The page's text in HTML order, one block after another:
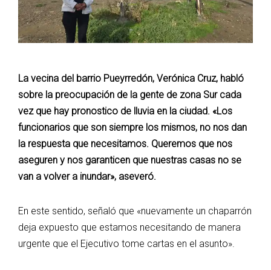
La vecina del barrio Pueyrredón, Verónica Cruz, habló
sobre la preocupación de la gente de zona Sur cada
vez que hay pronostico de lluvia en la ciudad. «Los
funcionarios que son siempre los mismos, no nos dan
la respuesta que necesitamos. Queremos que nos
aseguren y nos garanticen que nuestras casas no se
van a volver a inundar», aseveró.
En este sentido, señaló que «nuevamente un chaparrón
deja expuesto que estamos necesitando de manera
urgente que el Ejecutivo tome cartas en el asunto».